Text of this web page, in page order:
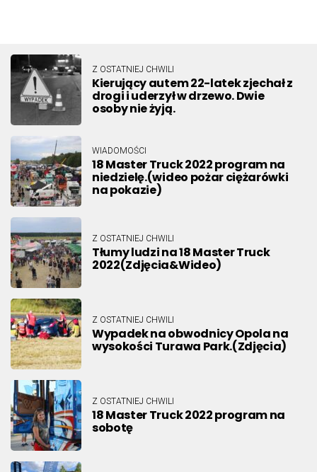
Z OSTATNIEJ CHWILI
Kierujący autem 22-latek zjechał z
drogi i uderzył w drzewo. Dwie
osoby nie żyją.
WIADOMOŚCI
18 Master Truck 2022 program na
niedzielę.(wideo pożar ciężarówki
na pokazie)
Z OSTATNIEJ CHWILI
Tłumy ludzi na 18 Master Truck
2022(Zdjęcia&Wideo)
Z OSTATNIEJ CHWILI
Wypadek na obwodnicy Opola na
wysokości Turawa Park.(Zdjęcia)
Z OSTATNIEJ CHWILI
18 Master Truck 2022 program na
sobotę